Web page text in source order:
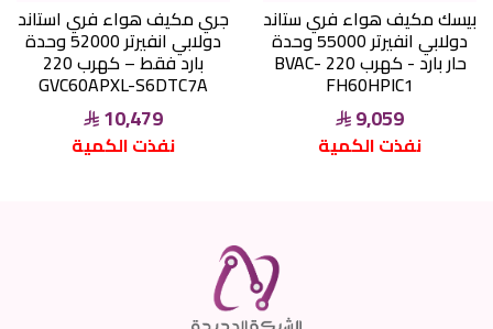
بيسك مكيف هواء فري ستاند
دولابي انفيرتر 55000 وحدة
حار بارد - كهرب 220 BVAC-
FH60HPIC1
9,059
نفذت الكمية
جري مكيف هواء فري استاند
دولابي انفيرتر 52000 وحدة
بارد فقط – كهرب 220
GVC60APXL-S6DTC7A
10,479
نفذت الكمية